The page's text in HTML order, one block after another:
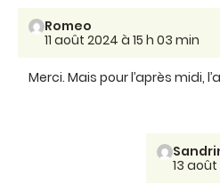
Romeo
11 août 2024 à 15 h 03 min
Merci. Mais pour l’après midi,
13